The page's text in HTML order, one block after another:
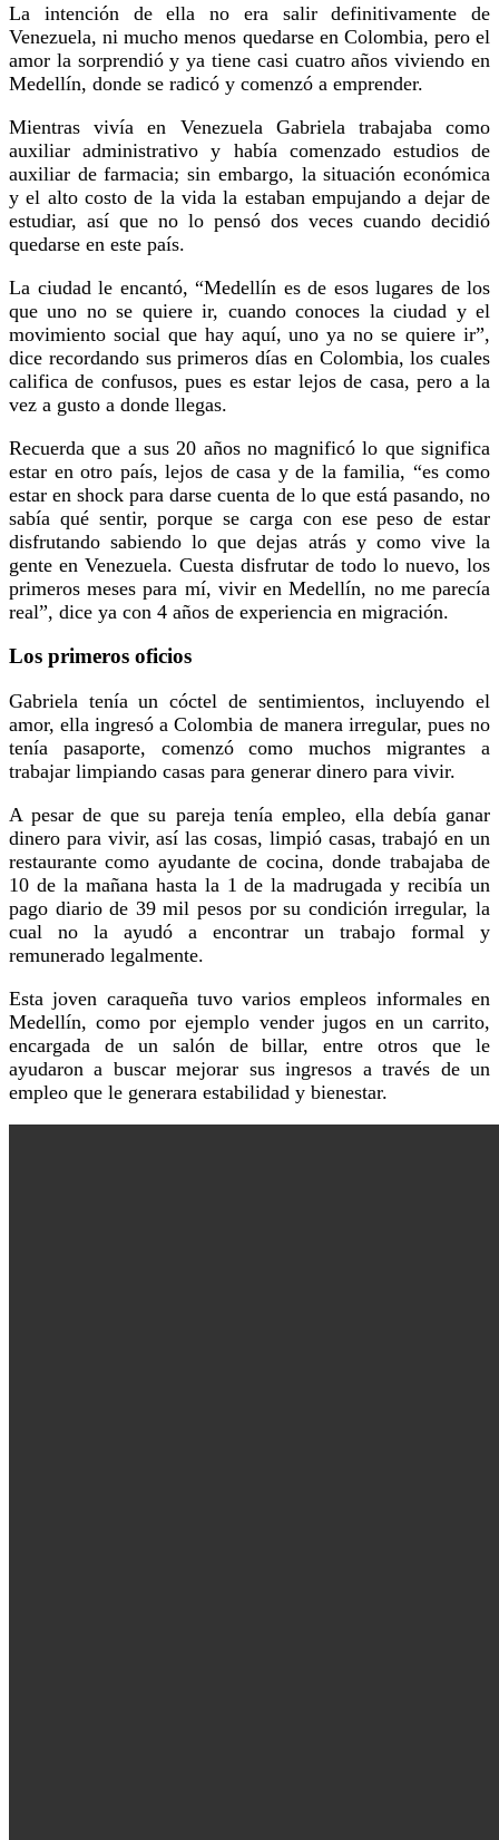
La intención de ella no era salir definitivamente de
Venezuela, ni mucho menos quedarse en Colombia, pero el
amor la sorprendió y ya tiene casi cuatro años viviendo en
Medellín, donde se radicó y comenzó a emprender.
Mientras vivía en Venezuela Gabriela trabajaba como
auxiliar administrativo y había comenzado estudios de
auxiliar de farmacia; sin embargo, la situación económica
y el alto costo de la vida la estaban empujando a dejar de
estudiar, así que no lo pensó dos veces cuando decidió
quedarse en este país.
La ciudad le encantó, “Medellín es de esos lugares de los
que uno no se quiere ir, cuando conoces la ciudad y el
movimiento social que hay aquí, uno ya no se quiere ir”,
dice recordando sus primeros días en Colombia, los cuales
califica de confusos, pues es estar lejos de casa, pero a la
vez a gusto a donde llegas.
Recuerda que a sus 20 años no magnificó lo que significa
estar en otro país, lejos de casa y de la familia, “es como
estar en shock para darse cuenta de lo que está pasando, no
sabía qué sentir, porque se carga con ese peso de estar
disfrutando sabiendo lo que dejas atrás y como vive la
gente en Venezuela. Cuesta disfrutar de todo lo nuevo, los
primeros meses para mí, vivir en Medellín, no me parecía
real”, dice ya con 4 años de experiencia en migración.
Los primeros oficios
Gabriela tenía un cóctel de sentimientos, incluyendo el
amor, ella ingresó a Colombia de manera irregular, pues no
tenía pasaporte, comenzó como muchos migrantes a
trabajar limpiando casas para generar dinero para vivir.
A pesar de que su pareja tenía empleo, ella debía ganar
dinero para vivir, así las cosas, limpió casas, trabajó en un
restaurante como ayudante de cocina, donde trabajaba de
10 de la mañana hasta la 1 de la madrugada y recibía un
pago diario de 39 mil pesos por su condición irregular, la
cual no la ayudó a encontrar un trabajo formal y
remunerado legalmente.
Esta joven caraqueña tuvo varios empleos informales en
Medellín, como por ejemplo vender jugos en un carrito,
encargada de un salón de billar, entre otros que le
ayudaron a buscar mejorar sus ingresos a través de un
empleo que le generara estabilidad y bienestar.